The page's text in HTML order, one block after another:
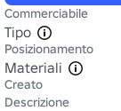
Commerciabile
Tipo
Posizionamento
Materiali
Creato
Descrizione